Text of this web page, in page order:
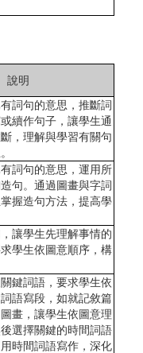
說明
句的意思，推斷詞
續作句子，讓學生通
，理解與學習有關句
句的意思，運用所
句。通過圖畫與字詞
握造句方法，提高學
學生先理解事情的
學生依圖意順序，構
詞語，要求學生依
語寫段，如就記敘篇
畫，讓學生依圖意理
選擇關鍵的時間詞語
時間詞語寫作，深化